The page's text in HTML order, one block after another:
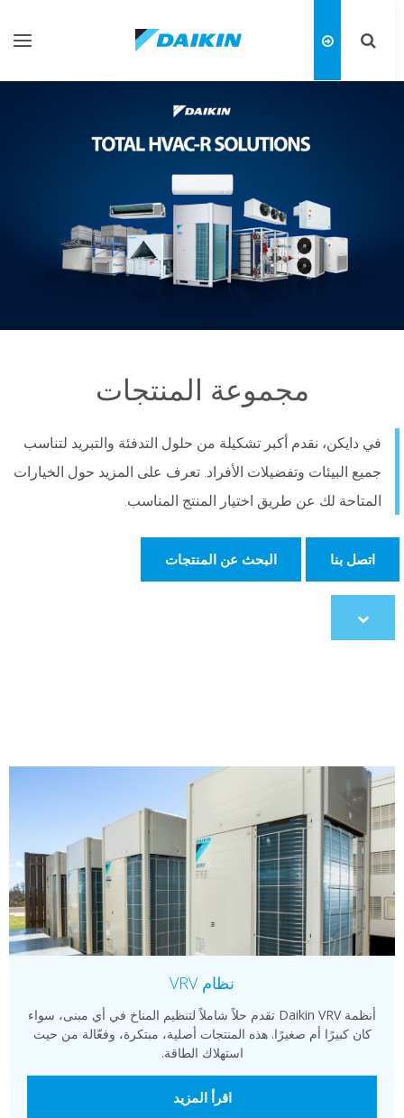
تبديل
تبديل
مجموعة المنتجات
في دايكن، نقدم أكبر تشكيلة من حلول التدفئة والتبريد لتناسب
جميع البيئات وتفضيلات الأفراد. تعرف على المزيد حول الخيارات
المتاحة لك عن طريق اختيار المنتج المناسب.
اتصل بنا البحث عن المنتجات
Scroll
to
نظام VRV
أنظمة Daikin VRV تقدم حلاً شاملاً لتنظيم المناخ في أي مبنى، سواء
كان كبيرًا أم صغيرًا. هذه المنتجات أصلية، مبتكرة، وفعّالة من حيث
استهلاك الطاقة.
اقرأ المزيد